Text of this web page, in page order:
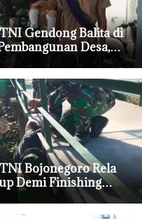
Gendong Balita di
Desa,
Haru TMMD Bojonegoro
Bojonegoro Rela
Demi Finishing
Brang Etan, Warga